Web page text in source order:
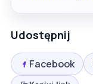
Udostępnij
Facebook